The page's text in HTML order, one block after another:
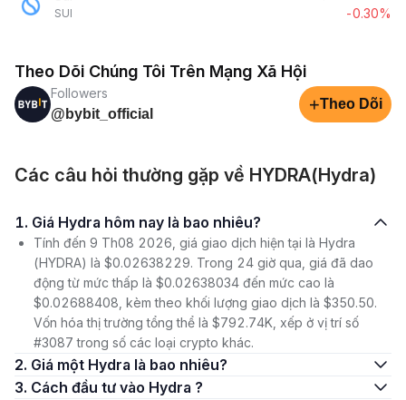
SUI
-0.30%
Theo Dõi Chúng Tôi Trên Mạng Xã Hội
Followers
@bybit_official
+Theo Dõi
Các câu hỏi thường gặp về HYDRA(Hydra)
1. Giá Hydra hôm nay là bao nhiêu?
Tính đến 9 Th08 2026, giá giao dịch hiện tại là Hydra
(HYDRA) là $0.02638229. Trong 24 giờ qua, giá đã dao
động từ mức thấp là $0.02638034 đến mức cao là
$0.02688408, kèm theo khối lượng giao dịch là $350.50.
Vốn hóa thị trường tổng thể là $792.74K, xếp ở vị trí số
#3087 trong số các loại crypto khác.
2. Giá một Hydra là bao nhiêu?
3. Cách đầu tư vào Hydra ?